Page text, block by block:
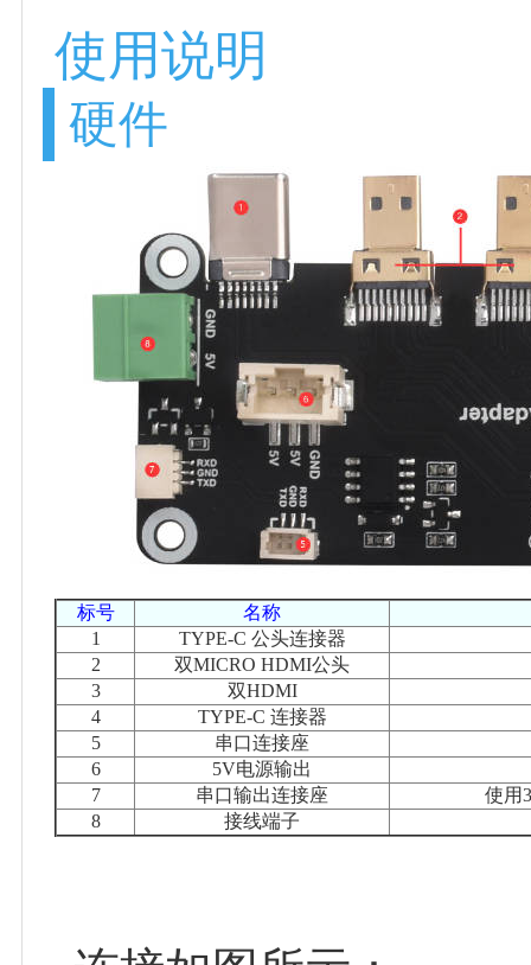
使用说明
硬件
标号
名称
1
TYPE-C 公头连接器
2
双MICRO HDMI公头
3
双HDMI
4
TYPE-C 连接器
5
串口连接座
6
5V电源输出
7
串口输出连接座
使用
8
接线端子